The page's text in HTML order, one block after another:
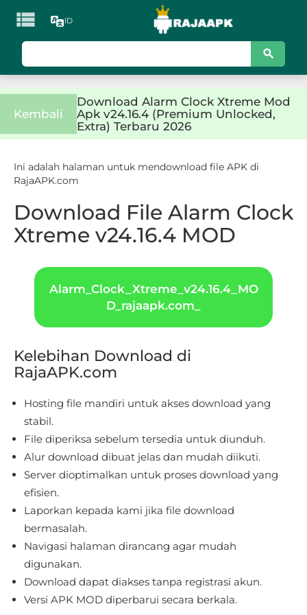
 ID
Games
Action
Adventure
Arcade
Board
Card
Casino
Casual
Cloud
Game
Educational
Person
Horror
Hypercasual
Music
Puzzle
Kembali
Download Alarm Clock Xtreme Mod
Apk v24.16.4 (Premium Unlocked,
Extra) Terbaru 2026
Ini adalah halaman untuk mendownload file APK di
RajaAPK.com
Download File Alarm Clock
Xtreme v24.16.4 MOD
Alarm_Clock_Xtreme_v24.16.4_MO
D_rajaapk.com_
Kelebihan Download di
RajaAPK.com
Hosting file mandiri untuk akses download yang
stabil.
File diperiksa sebelum tersedia untuk diunduh.
Alur download dibuat jelas dan mudah diikuti.
Server dioptimalkan untuk proses download yang
efisien.
Laporkan kepada kami jika file download
bermasalah.
Navigasi halaman dirancang agar mudah
digunakan.
Download dapat diakses tanpa registrasi akun.
Versi APK MOD diperbarui secara berkala.